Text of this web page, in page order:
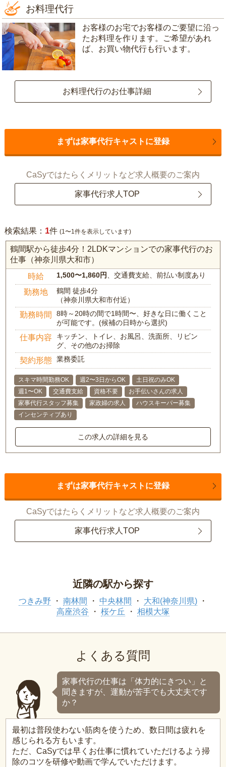
お料理代行
お客様のお宅でお客様のご要望に沿っ
たお料理を作ります。ご希望があれ
ば、お買い物代行も行います。
お料理代行のお仕事詳細
まずは家事代行キャストに登録
CaSyではたらくメリットなど求人概要のご案内
家事代行求人TOP
検索結果： 1件 (1〜1件を表示しています)
鶴間駅から徒歩4分！2LDKマンションでの家事代行のお
仕事（神奈川県大和市）
時給 1,500〜1,860円 、交通費支給、前払い制度あり
勤務地
鶴間 徒歩4分
（神奈川県大和市付近）
勤務時間
8時～20時の間で1時間〜、好きな日に働くこと
が可能です。(候補の日時から選択)
仕事内容
キッチン、トイレ、お風呂、洗面所、リビン
グ、その他のお掃除
契約形態 業務委託
スキマ時間勤務OK 週2〜3日からOK
土日祝のみOK
週1〜OK
交通費支給 資格不要
お手伝いさんの求人
家事代行スタッフ募集
家政婦の求人
ハウスキーパー募集
インセンティブあり
この求人の詳細を見る
まずは家事代行キャストに登録
CaSyではたらくメリットなど求人概要のご案内
家事代行求人TOP
近隣の駅から探す
つきみ野 南林間 中央林間
大和(神奈川県)
高座渋谷
桜ケ丘 相模大塚
よくある質問
家事代行の仕事は「体力的にきつい」と
聞きますが、運動が苦手でも大丈夫です
か？
最初は普段使わない筋肉を使うため、数日間は疲れを
感じられる方もいます。
ただ、CaSyでは早くお仕事に慣れていただけるよう掃
除のコツを研修や動画で学んでいただけます。